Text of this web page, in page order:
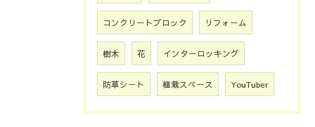
コンクリートブロック リフォーム
樹木 花 インターロッキング
防草シート 植栽スペース YouTuber